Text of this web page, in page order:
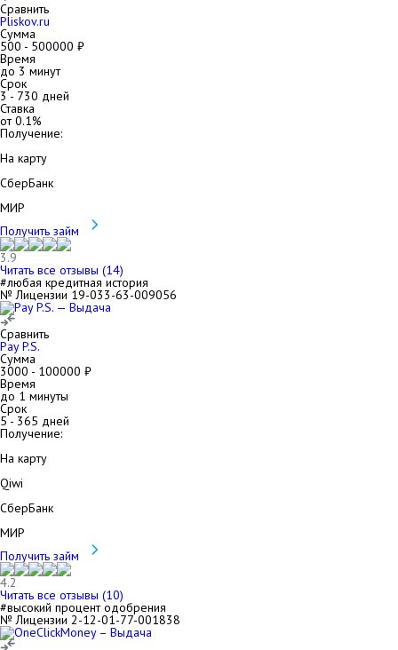
Сравнить
Pliskov.ru
Сумма
500 - 500000 ₽
Время
до 3 минут
Срок
3- 730 дней
Ставка
от0.1%
Получение:
На карту
СберБанк
МИР
Получить займ
3.9
Читать все отзывы (14)
#любая кредитная история
№ Лицензии 19-033-63-009056
Сравнить
Pay P.S.
Сумма
3000 - 100000 ₽
Время
до 1 минуты
Срок
5- 365 дней
Получение:
На карту
Qiwi
СберБанк
МИР
Получить займ
4.2
Читать все отзывы (10)
#высокий процент одобрения
№ Лицензии 2-12-01-77-001838